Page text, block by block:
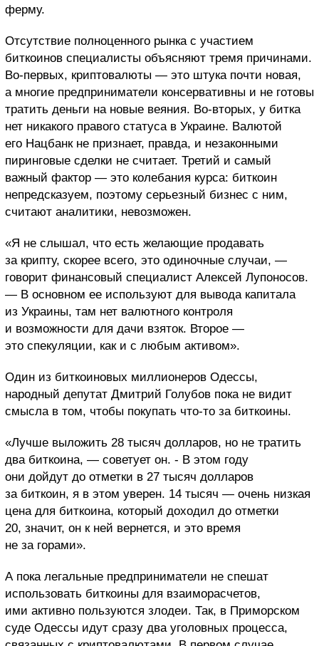
ферму.
Отсутствие полноценного рынка с участием
биткоинов специалисты объясняют тремя причинами.
Во-первых, криптовалюты — это штука почти новая,
а многие предприниматели консервативны и не готовы
тратить деньги на новые веяния. Во-вторых, у битка
нет никакого правого статуса в Украине. Валютой
его Нацбанк не признает, правда, и незаконными
пиринговые сделки не считает. Третий и самый
важный фактор — это колебания курса: биткоин
непредсказуем, поэтому серьезный бизнес с ним,
считают аналитики, невозможен.
«Я не слышал, что есть желающие продавать
за крипту, скорее всего, это одиночные случаи, —
говорит финансовый специалист Алексей Лупоносов.
— В основном ее используют для вывода капитала
из Украины, там нет валютного контроля
и возможности для дачи взяток. Второе —
это спекуляции, как и с любым активом».
Один из биткоиновых миллионеров Одессы,
народный депутат Дмитрий Голубов пока не видит
смысла в том, чтобы покупать что-то за биткоины.
«Лучше выложить 28 тысяч долларов, но не тратить
два биткоина, — советует он. - В этом году
они дойдут до отметки в 27 тысяч долларов
за биткоин, я в этом уверен. 14 тысяч — очень низкая
цена для биткоина, который доходил до отметки
20, значит, он к ней вернется, и это время
не за горами».
А пока легальные предприниматели не спешат
использовать биткоины для взаиморасчетов,
ими активно пользуются злодеи. Так, в Приморском
суде Одессы идут сразу два уголовных процесса,